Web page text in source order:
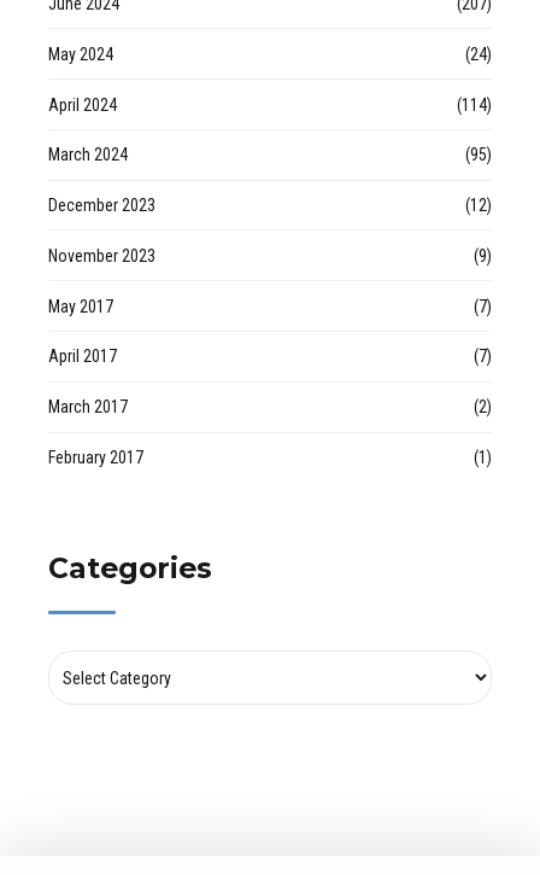
May 2024 (24)
April 2024 (114)
March 2024 (95)
December 2023 (12)
November 2023 (9)
May 2017 (7)
April 2017 (7)
March 2017 (2)
February 2017 (1)
Categories